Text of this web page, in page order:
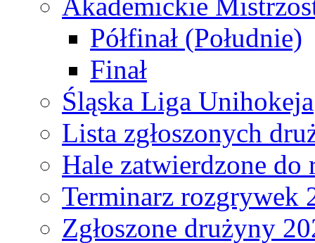
Półfinał (Południe)
Finał
Śląska Liga Unihokeja
Lista zgłoszonych
Hale zatwierdzone do
Terminarz rozgrywek
Zgłoszone drużyny